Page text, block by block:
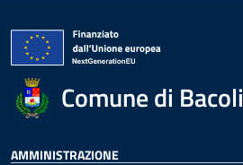
Comune di Bacoli
AMMINISTRAZIONE